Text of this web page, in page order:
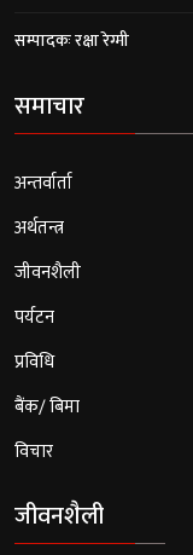
सम्पादकः रक्षा रेग्मी
समाचार
अन्तर्वार्ता
अर्थतन्त्र
जीवनशैली
पर्यटन
प्रविधि
बैंक/ बिमा
विचार
जीवनशैली